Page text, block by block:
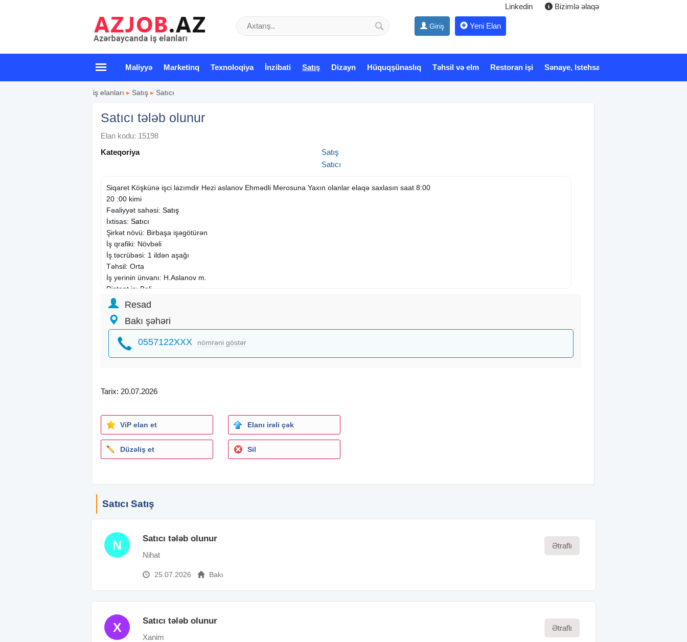
Linkedin Bizimlə əlaqə
Giriş Yeni Elan
Maliyyə Marketinq Texnoloqiya İnzibati Satış Dizayn Hüquqşünaslıq Təhsil və elm Restoran işi Sənaye, Istehsalat
iş elanları ▸ Satış ▸ Satıcı
Satıcı tələb olunur
Elan kodu: 15198
Kateqoriya
Satış
Satıcı
Siqaret Köşkünə işci lazımdir Hezi aslanov Ehmədli Merosuna Yaxın olanlar elaqə saxlasın saat 8:00
20 :00 kimi
Fəaliyyət sahəsi: Satış
İxtisas: Satıcı
Şirkət növü: Birbaşa işəgötürən
İş qrafiki: Növbəli
İş təcrübəsi: 1 ildən aşağı
Təhsil: Orta
İş yerinin ünvanı: H.Aslanov m.
Distant iş: Bəli
Resad
Bakı şəhəri
0557122XXX nömrəni göstər
Tarix: 20.07.2026
ViP elan et Elanı irəli çək
Düzəliş et Sil
Satıcı Satış
N Satıcı tələb olunur
Nihat
25.07.2026 Bakı
Ətraflı
X Satıcı tələb olunur
Xanim
Ətraflı